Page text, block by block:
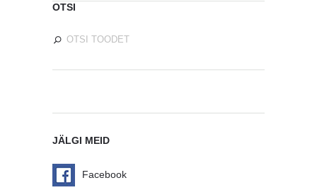
OTSI
JÄLGI MEID
Facebook